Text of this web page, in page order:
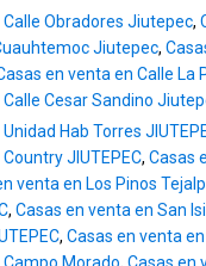
baño
para
Obradores Jiutepec,
Jiutepec,
en venta en Calle La
Cesar Sandino
Hab Torres
JIUTEPEC, Casas
venta en Los Pinos
, Casas en venta en San
, Casas en venta